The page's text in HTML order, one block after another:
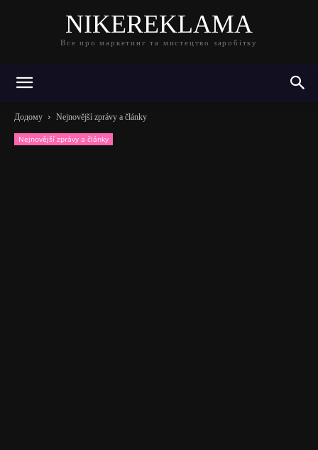
NIKEREKLAMA
Все про маркетинг та мистецтво заробітку
Додому Nejnovější zprávy a články
Nejnovější zprávy a články